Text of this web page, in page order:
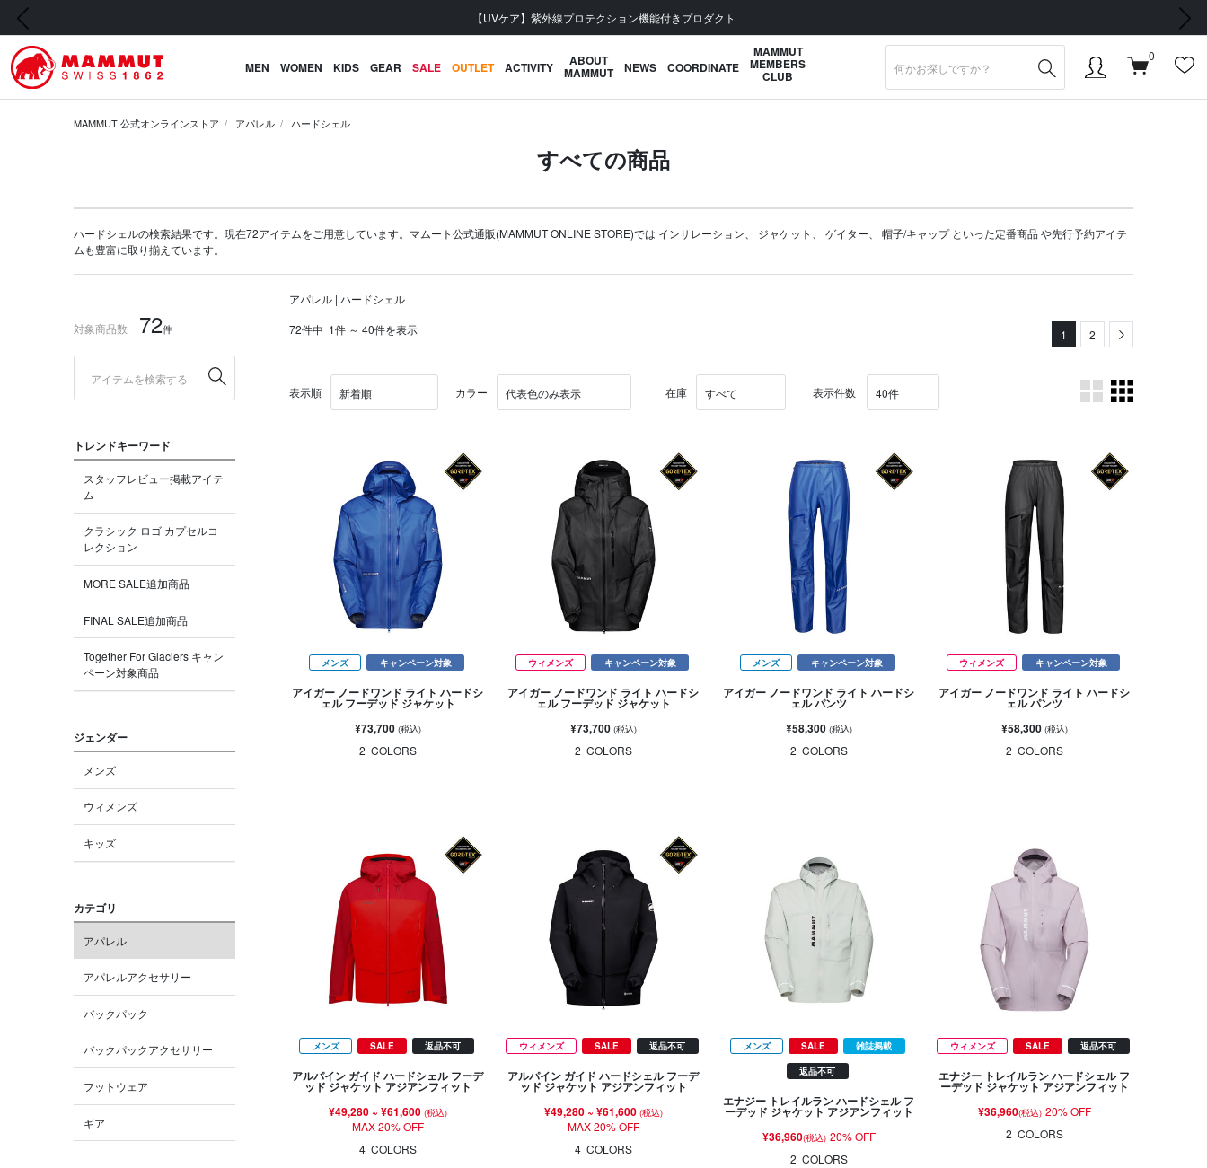
会員登録で【5,500円 (税込) 以上 送料無料】
前の画像 次の画像
MEN WOMEN KIDS GEAR SALE OUTLET ACTIVITY ABOUT
MAMMUT NEWS COORDINATE
MAMMUT
MEMBERS
CLUB
0
MAMMUT 公式オンラインストア アパレル ハードシェル
すべての商品
ハードシェルの検索結果です。現在72アイテムをご用意しています。マムート公式通販(MAMMUT ONLINE STORE)では インサレーション ジャケット ゲイター 帽子/キャップといった定番商品 や先行予約アイテ
ムも豊富に取り揃えています。
対象商品数 72件
トレンドキーワード
スタッフレビュー掲載アイテ
ム
クラシック ロゴ カプセルコ
レクション
MORE SALE追加商品
FINAL SALE追加商品
Together For Glaciers キャン
ペーン対象商品
ジェンダー
メンズ
ウィメンズ
キッズ
カテゴリ
アパレル
アパレルアクセサリー
バックパック
バックパックアクセサリー
フットウェア
ギア
アパレル | ハードシェル
72件中 1件 ～ 40件を表示 1 2
表示順 カラー 在庫 表示件数
メンズ キャンペーン対象
アイガー ノードワンド ライト ハードシ
ェル フーデッド ジャケット
¥73,700 (税込)
2 COLORS
ウィメンズ キャンペーン対象
アイガー ノードワンド ライト ハードシ
ェル フーデッド ジャケット
¥73,700 (税込)
2 COLORS
メンズ キャンペーン対象
アイガー ノードワンド ライト ハードシ
ェル パンツ
¥58,300 (税込)
2 COLORS
ウィメンズ キャンペーン対象
アイガー ノードワンド ライト ハードシ
ェル パンツ
¥58,300 (税込)
2 COLORS
メンズ SALE 返品不可
アルパイン ガイド ハードシェル フーデ
ッド ジャケット アジアンフィット
¥49,280~ ¥61,600 (税込)
MAX 20% OFF
4 COLORS
ウィメンズ SALE 返品不可
アルパイン ガイド ハードシェル フーデ
ッド ジャケット アジアンフィット
¥49,280~ ¥61,600 (税込)
MAX 20% OFF
4 COLORS
メンズ SALE 雑誌掲載
返品不可
エナジー トレイルラン ハードシェル フ
ーデッド ジャケット アジアンフィット
¥36,960(税込) 20% OFF
2 COLORS
ウィメンズ SALE 返品不可
エナジー トレイルラン ハードシェル フ
ーデッド ジャケット アジアンフィット
¥36,960(税込) 20% OFF
2 COLORS